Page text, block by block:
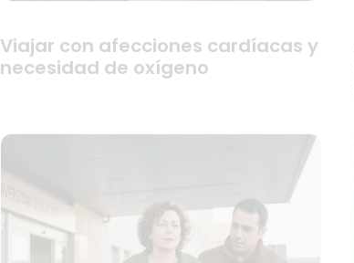
Viajar con afecciones cardíacas y
necesidad de oxígeno